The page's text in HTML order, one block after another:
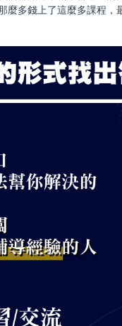
多錢上了這麼多課程，